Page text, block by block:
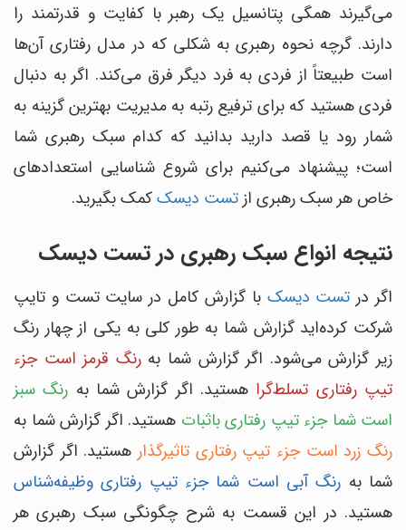
می‌گیرند همگی پتانسیل یک رهبر با کفایت و قدرتمند را
دارند. گرچه نحوه رهبری به شکلی که در مدل رفتاری آن‌ها
است طبیعتاً از فردی به فرد دیگر فرق می‌کند. اگر به دنبال
فردی هستید که برای ترفیع رتبه به مدیریت بهترین گزینه به
شمار رود یا قصد دارید بدانید که کدام سبک رهبری شما
است؛ پیشنهاد می‌کنیم برای شروع شناسایی استعدادهای
خاص هر سبک رهبری از تست دیسککمک بگیرید.
نتیجه انواع سبک رهبری در تست دیسک
اگر در تست دیسک با گزارش کامل در سایت تست و تایپ
شرکت کرده‌اید گزارش شما به طور کلی به یکی از چهار رنگ
زیر گزارش می‌شود. اگر گزارش شما بهرنگ قرمز است جزء
تیپ رفتاری تسلط‌گرا هستید. اگر گزارش شما به رنگ سبز
است شما جزء تیپ رفتاری با‌ثبات هستید. اگر گزارش شما به
رنگ زرد است جزء تیپ رفتاری تاثیرگذار هستید. اگر گزارش
شما به رنگ آبی است شما جزء تیپ رفتاری وظیفه‌شناس
هستید. در این قسمت به شرح چگونگی سبک رهبری هر